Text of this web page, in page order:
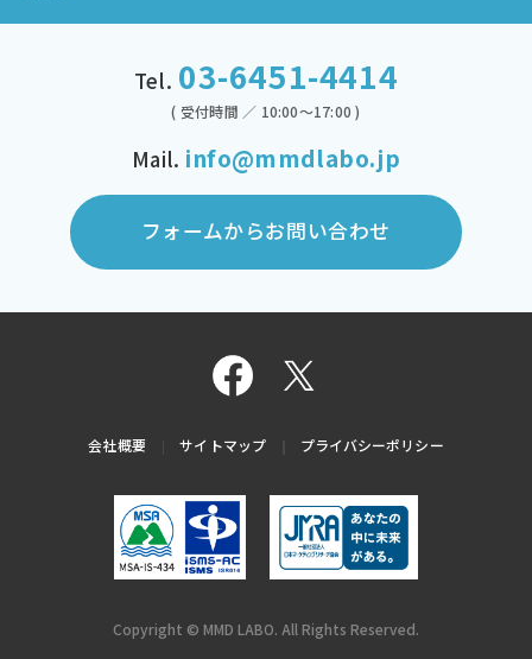
Tel. 03-6451-4414
( 受付時間 ／ 10:00～17:00 )
Mail. info@mmdlabo.jp
フォームからお問い合わせ
会社概要 サイトマップ プライバシーポリシー
Copyright © MMD LABO. All Rights Reserved.